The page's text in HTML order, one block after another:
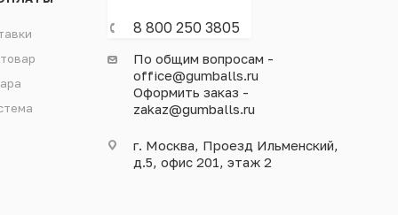
8 800 250 3805
По общим вопросам -
office@gumballs.ru
Оформить заказ -
zakaz@gumballs.ru
г. Москва, Проезд Ильменский,
д.5, офис 201, этаж 2